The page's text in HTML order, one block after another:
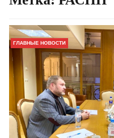
ГЛАВНЫЕ НОВОСТИ